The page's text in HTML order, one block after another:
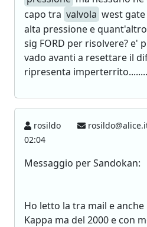
capo tra valvola west gate
alta pressione e
sig FORD per risolvere? e'
vado avanti a resettare il
ripresenta
rosildo
02:04
Messaggio per Sandokan:
Ho letto la tra mail e
Kappa ma del 2000 e con